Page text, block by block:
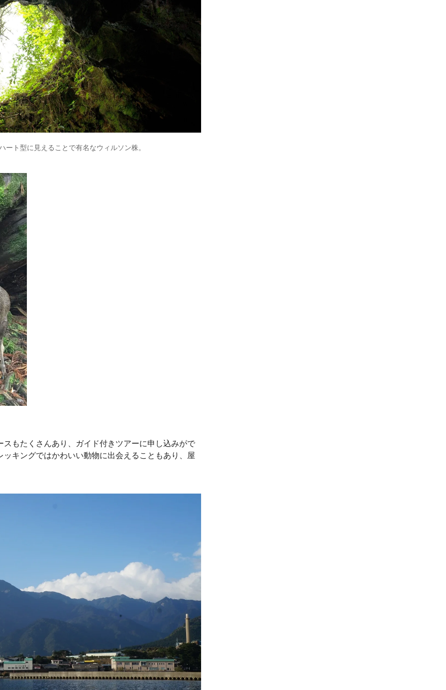
ト型に見えることで有名なウィルソン株。
もたくさんあり、ガイド付きツアーに申し込みがで
キングではかわいい動物に出会えることもあり、屋